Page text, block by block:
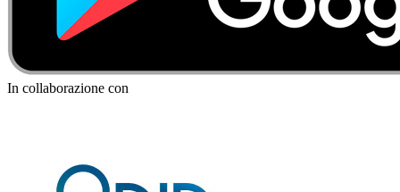
In collaborazione con